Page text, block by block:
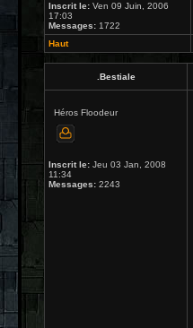
Inscrit le: Ven 09 Juin, 2006
17:03
Messages: 1722
Haut
.Bestiale
Héros Floodeur
Inscrit le: Jeu 03 Jan, 2008
11:34
Messages: 2243